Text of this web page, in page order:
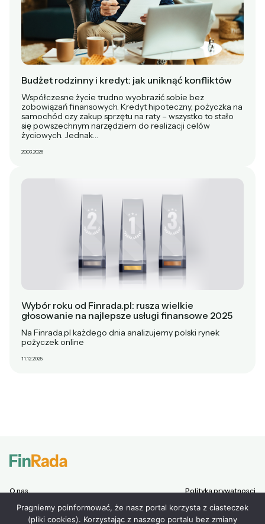
Budżet rodzinny i kredyt: jak uniknąć konfliktów
Współczesne życie trudno wyobrazić sobie bez
zobowiązań finansowych. Kredyt hipoteczny, pożyczka na
samochód czy zakup sprzętu na raty – wszystko to stało
się powszechnym narzędziem do realizacji celów
życiowych. Jednak…
20.03.2026
Wybór roku od Finrada.pl: rusza wielkie
głosowanie na najlepsze usługi finansowe 2025
Na Finrada.pl każdego dnia analizujemy polski rynek
pożyczek online
11.12.2025
O nas
Pożyczki na raty
Pożyczki pozabankowe
Polityka prywatnosci
Lista partnerów
Pragniemy poinformować, że nasz portal korzysta z ciasteczek
(pliki cookies). Korzystając z naszego portalu bez zmiany